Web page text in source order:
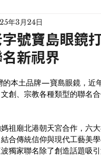
號寶島眼鏡
新視界
年3月24日
的本土品牌—寶島眼鏡，近
創、宗教各種類型的聯名
祖廟北港朝天宮合作，六
合傳統信仰與現代工藝美
獨家聯名除了創造話題吸